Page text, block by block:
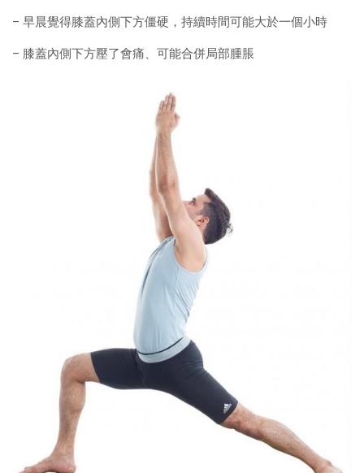
– 早晨覺得膝蓋內側下方僵硬，持續時間可能大於一個小時
– 膝蓋內側下方壓了會痛、可能合併局部腫脹